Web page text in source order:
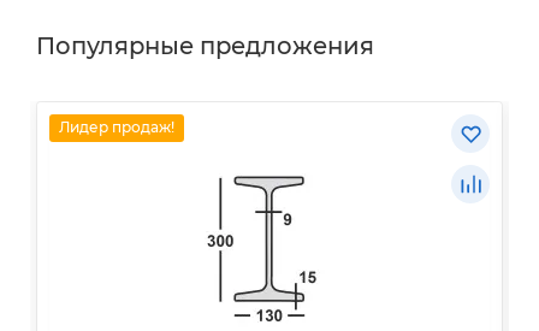
Популярные предложения
Лидер продаж!